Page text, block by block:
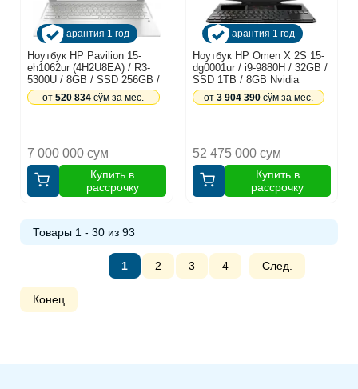
Гарантия 1 год
Ноутбук HP Pavilion 15-
eh1062ur (4H2U8EA) / R3-
5300U / 8GB / SSD 256GB /
15.6", белый
7 000 000 сум
от520 834 сўм за мес.
Купить в
рассрочку
Гарантия 1 год
Ноутбук HP Omen X 2S 15-
dg0001ur / i9-9880H / 32GB /
SSD 1TB / 8GB Nvidia
GeForce GTX 2080, черный
52 475 000 сум
от 3 904 390сўм за мес.
Купить в
рассрочку
Товары 1 - 30 из 93